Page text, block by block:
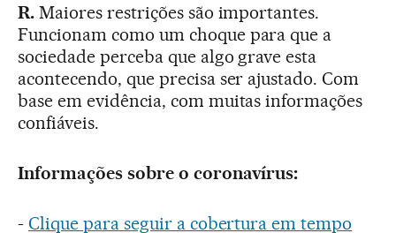
R.Maiores restrições são importantes.
Funcionam como um choque para que a
sociedade perceba que algo grave esta
acontecendo, que precisa ser ajustado. Com
base em evidência, com muitas informações
confiáveis.
Informações sobre o coronavírus:
- Clique para seguir a cobertura em tempo